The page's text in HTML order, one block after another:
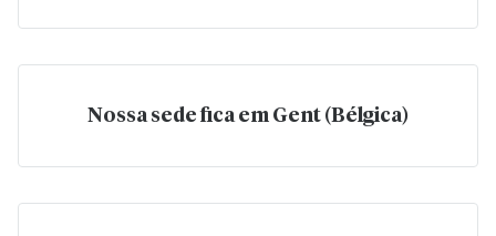
Nossa sede fica em Gent (Bélgica)